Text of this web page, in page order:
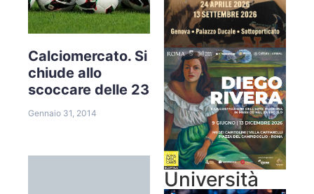
Calciomercato. Si
chiude allo
scoccare delle 23
Gennaio 31, 2014
Università